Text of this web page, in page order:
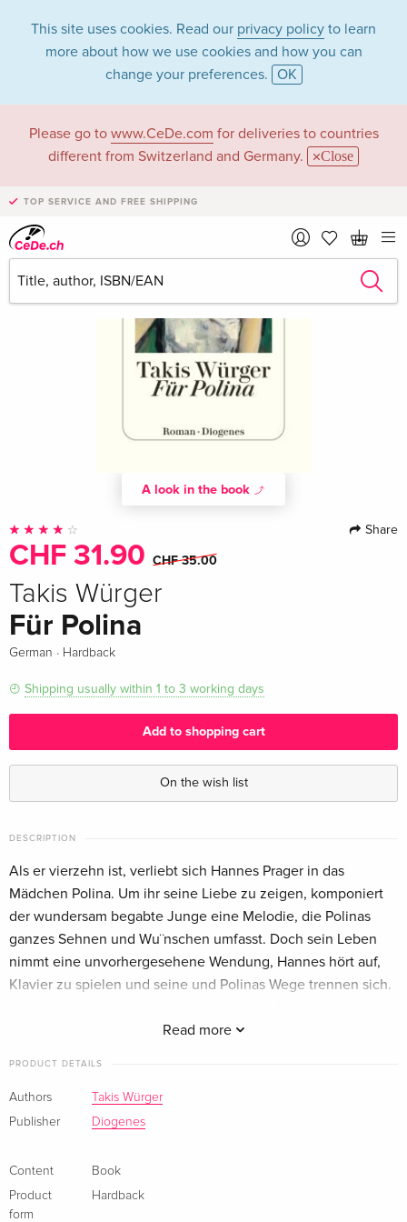
This site uses cookies. Read our privacy policy to learn
more about how we use cookies and how you can
change your preferences. OK
Please go to www.CeDe.com for deliveries to countries
different from Switzerland and Germany.
Close
TOP SERVICE AND FREE SHIPPING
A look in the book
Share
CHF 31.90 CHF 35.00
Takis Würger
Für Polina
German · Hardback
Shipping usually within 1 to 3 working days
Add to shopping cart
On the wish list
DESCRIPTION
Read more
Als er vierzehn ist, verliebt sich Hannes Prager in das
Mädchen Polina. Um ihr seine Liebe zu zeigen, komponiert
der wundersam begabte Junge eine Melodie, die Polinas
ganzes Sehnen und Wu¨nschen umfasst. Doch sein Leben
nimmt eine unvorhergesehene Wendung, Hannes hört auf,
Klavier zu spielen und seine und Polinas Wege trennen sich.
Hannes: Er muss Polina wiederfinden. Und das Einzige,
About the author
Takis Würger, geboren 1985, studierte Ideengeschichte in
berichtete er aus Afghanistan, Libyen und dem Irak. Seit
2020 ist er freier Autor. Seine Romane
PRODUCT DETAILS
Authors
Takis Würger
Publisher
Diogenes
Content
Book
Product
form
Hardback